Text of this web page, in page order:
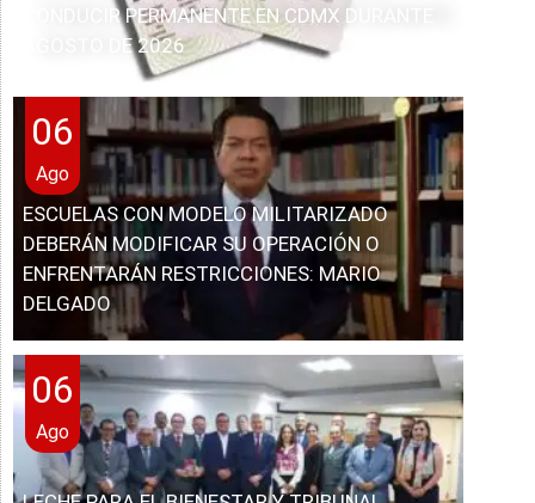
CONDUCIR PERMANENTE EN CDMX DURANTE
AGOSTO DE 2026
06
Ago
ESCUELAS CON MODELO MILITARIZADO
DEBERÁN MODIFICAR SU OPERACIÓN O
ENFRENTARÁN RESTRICCIONES: MARIO
DELGADO
06
Ago